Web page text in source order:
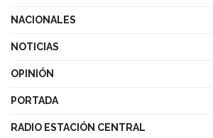
NACIONALES
NOTICIAS
OPINIÓN
PORTADA
RADIO ESTACIÓN CENTRAL